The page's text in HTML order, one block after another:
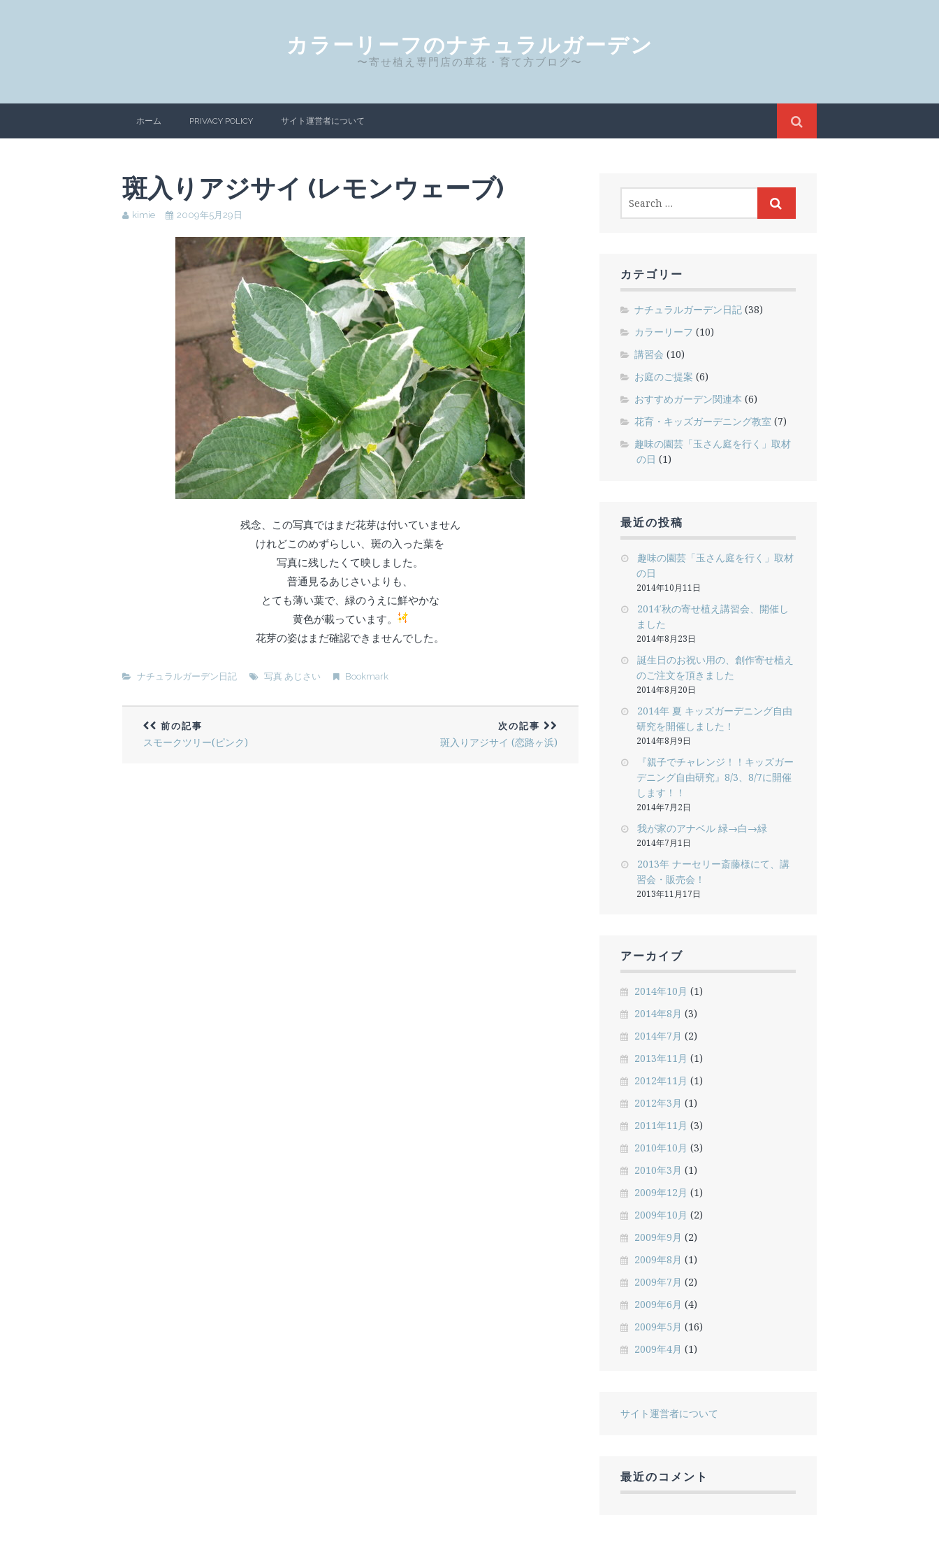
カラーリーフのナチュラルガーデン
〜寄せ植え専門店の草花・育て方ブログ〜
ホーム PRIVACY POLICY サイト運営者について
斑入りアジサイ (レモンウェーブ)
kimie 2009年5月29日
残念、この写真ではまだ花芽は付いていません
けれどこのめずらしい、斑の入った葉を
写真に残したくて映しました。
普通見るあじさいよりも、
とても薄い葉で、緑のうえに鮮やかな
黄色が載っています。
花芽の姿はまだ確認できませんでした。
ナチュラルガーデン日記 写真 あじさい Bookmark
前の記事
スモークツリー(ピンク)
次の記事
斑入りアジサイ (恋路ヶ浜)
カテゴリー
ナチュラルガーデン日記(38)
カラーリーフ (10)
講習会 (10)
お庭のご提案 (6)
おすすめガーデン関連本 (6)
花育・キッズガーデニング教室 (7)
趣味の園芸「玉さん庭を行く」取材
の日 (1)
最近の投稿
趣味の園芸「玉さん庭を行く」取材
の日
2014年10月11日
2014′秋の寄せ植え講習会、開催し
ました
2014年8月23日
誕生日のお祝い用の、創作寄せ植え
のご注文を頂きました
2014年8月20日
2014年 夏 キッズガーデニング自由
研究を開催しました！
2014年8月9日
『親子でチャレンジ！！キッズガー
デニング自由研究』8/3、8/7に開催
します！！
2014年7月2日
我が家のアナベル 緑→白→緑
2014年7月1日
2013年 ナーセリー斎藤様にて、講
習会・販売会！
2013年11月17日
アーカイブ
2014年10月 (1)
2014年8月 (3)
2014年7月 (2)
2013年11月 (1)
2012年11月 (1)
2012年3月 (1)
2011年11月 (3)
2010年10月 (3)
2010年3月 (1)
2009年12月 (1)
2009年10月 (2)
2009年9月 (2)
2009年8月 (1)
2009年7月 (2)
2009年6月 (4)
2009年5月 (16)
2009年4月 (1)
サイト運営者について
最近のコメント